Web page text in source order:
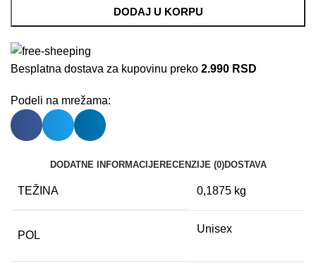
DODAJ U KORPU
Besplatna dostava za kupovinu preko 2.990 RSD
Podeli na mrežama:
DODATNE INFORMACIJERECENZIJE (0)DOSTAVA
TEŽINA 0,1875 kg
POL
Unisex